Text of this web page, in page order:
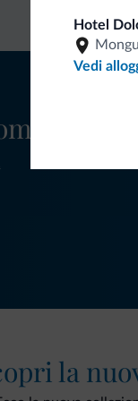
Hotel
Vedi
la